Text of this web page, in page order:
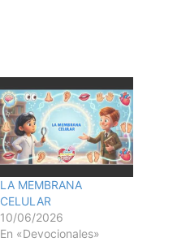
LA MEMBRANA
CELULAR
10/06/2026
En «Devocionales»